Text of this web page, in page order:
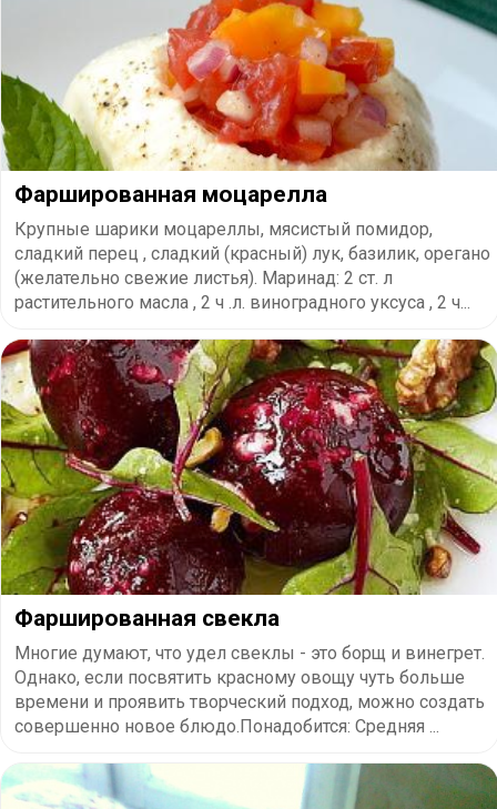
Фаршированная моцарелла
Крупные шарики моцареллы, мясистый помидор,
сладкий перец , сладкий (красный) лук, базилик, орегано
(желательно свежие листья). Маринад: 2 ст. л
растительного масла , 2 ч .л. виноградного уксуса , 2 ч...
Фаршированная свекла
Многие думают, что удел свеклы - это борщ и винегрет.
Однако, если посвятить красному овощу чуть больше
времени и проявить творческий подход, можно создать
совершенно новое блюдо.Понадобится: Средняя ...